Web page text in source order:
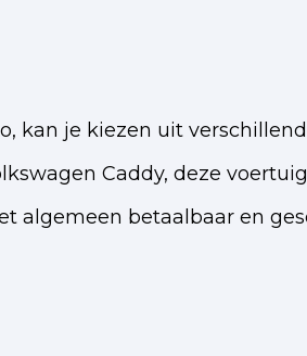
kan je kiezen uit
Caddy, deze
algemeen betaalbaar en